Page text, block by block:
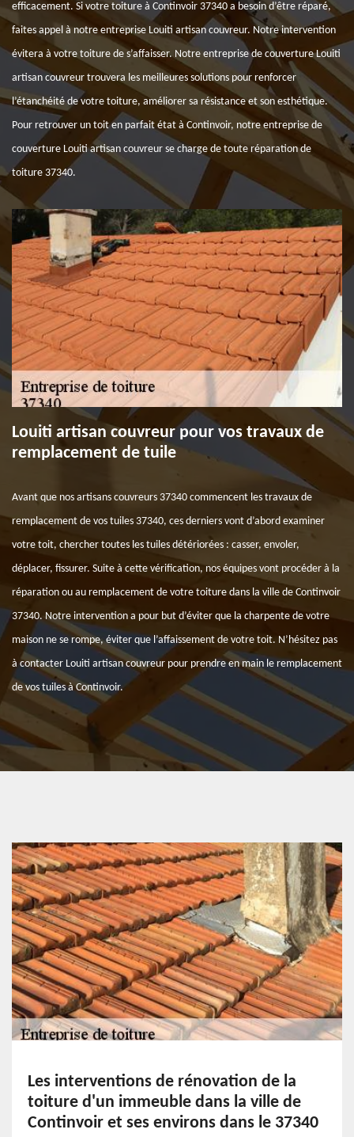
efficacement. Si votre toiture à Continvoir 37340 a besoin d’être réparé,
faites appel à notre entreprise Louiti artisan couvreur. Notre intervention
évitera à votre toiture de s’affaisser. Notre entreprise de couverture Louiti
artisan couvreur trouvera les meilleures solutions pour renforcer
l’étanchéité de votre toiture, améliorer sa résistance et son esthétique.
Pour retrouver un toit en parfait état à Continvoir, notre entreprise de
couverture Louiti artisan couvreur se charge de toute réparation de
toiture 37340.
Louiti artisan couvreur pour vos travaux de
remplacement de tuile
Avant que nos artisans couvreurs 37340 commencent les travaux de
remplacement de vos tuiles 37340, ces derniers vont d’abord examiner
votre toit, chercher toutes les tuiles détériorées : casser, envoler,
déplacer, fissurer. Suite à cette vérification, nos équipes vont procéder à la
réparation ou au remplacement de votre toiture dans la ville de Continvoir
37340. Notre intervention a pour but d’éviter que la charpente de votre
maison ne se rompe, éviter que l’affaissement de votre toit. N’hésitez pas
à contacter Louiti artisan couvreur pour prendre en main le remplacement
de vos tuiles à Continvoir.
Les interventions de rénovation de la
toiture d'un immeuble dans la ville de
Continvoir et ses environs dans le 37340